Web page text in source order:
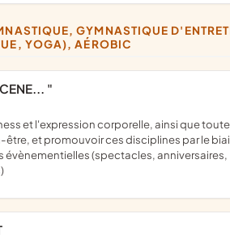
YOGA), AÉROBIC
"
et promouvoir ces disciplines par le
(spectacles, anniversaires,